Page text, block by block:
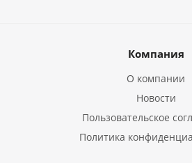
Компания
О компании
Новости
Пользовательское
Политика